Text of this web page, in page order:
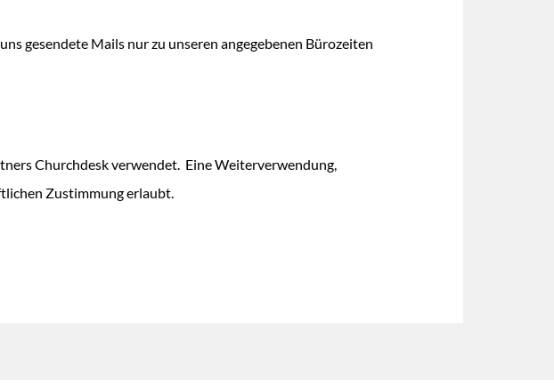
gesendete Mails nur zu unseren angegebenen Bürozeiten
Churchdesk verwendet. Eine Weiterverwendung,
Zustimmung erlaubt.